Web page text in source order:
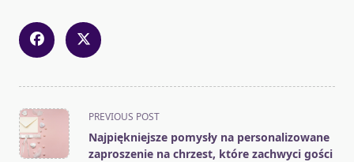
<span
class="nav-
subtitle
PREVIOUS POST
Najpiękniejsze pomysły na personalizowane
zaproszenie na chrzest, które zachwyci gości